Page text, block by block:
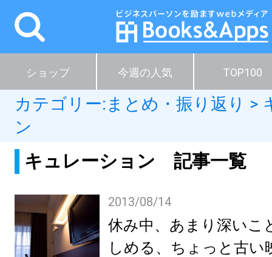
ショップ 今週の人気 TOP100
カテゴリー: まとめ・振り返り >
ン
キュレーション 記事一覧
2013/08/14
休み中、あまり深いこ
しめる、ちょっと古い